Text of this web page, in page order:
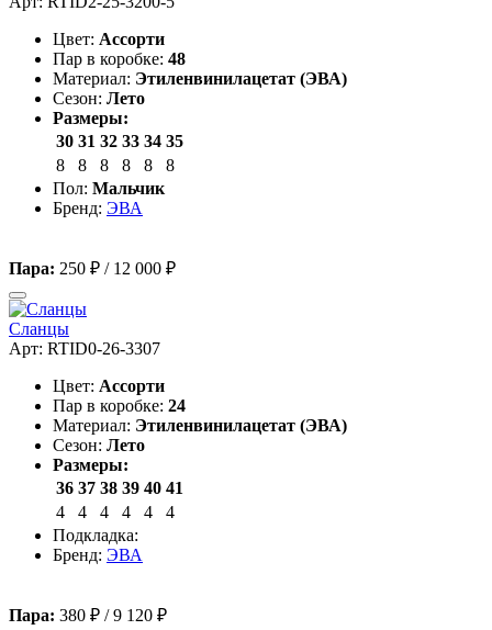
Цвет: Ассорти
Пар в коробке: 48
Материал: Этиленвинилацетат (ЭВА)
Сезон: Лето
Размеры:
30 31 32 33 34 35
8
8 8 8 8
8
Пол: Мальчик
Бренд: ЭВА
Пара: 250 ₽ / 12 000 ₽
Сланцы
Арт: RTID0-26-3307
Цвет: Ассорти
Пар в коробке: 24
Материал: Этиленвинилацетат (ЭВА)
Сезон: Лето
Размеры:
36 37 38 39 40 41
4
4 4 4 4
4
Подкладка:
Бренд: ЭВА
Пара: 380 ₽ /9 120 ₽